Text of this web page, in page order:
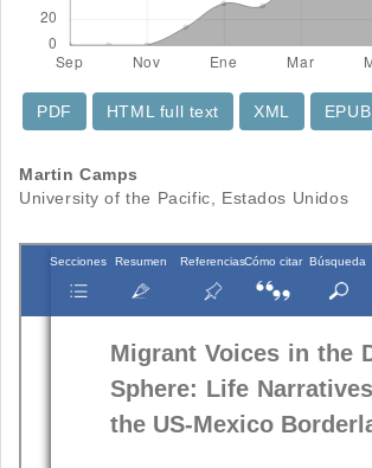
PDF
HTML full text
XML
EPUB
Contenido
principal
del
artículo
Martin Camps
University of the Pacific, Estados Unidos